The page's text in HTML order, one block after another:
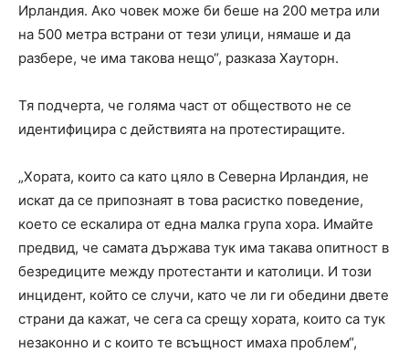
Ирландия. Ако човек може би беше на 200 метра или
на 500 метра встрани от тези улици, нямаше и да
разбере, че има такова нещо“, разказа Хауторн.
Тя подчерта, че голяма част от обществото не се
идентифицира с действията на протестиращите.
„Хората, които са като цяло в Северна Ирландия, не
искат да се припознаят в това расистко поведение,
което се ескалира от една малка група хора. Имайте
предвид, че самата държава тук има такава опитност в
безредиците между протестанти и католици. И този
инцидент, който се случи, като че ли ги обедини двете
страни да кажат, че сега са срещу хората, които са тук
незаконно и с които те всъщност имаха проблем“,